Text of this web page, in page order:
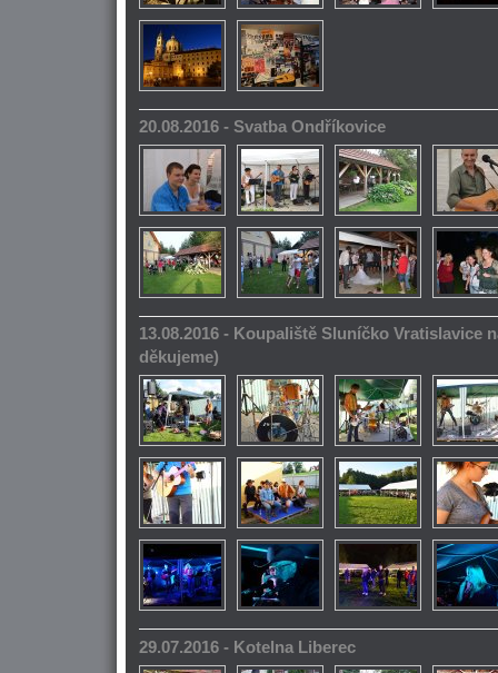
20.08.2016 - Svatba Ondříkovice
13.08.2016 - Koupaliště Sluníčko Vratislavice
děkujeme)
29.07.2016 - Kotelna Liberec